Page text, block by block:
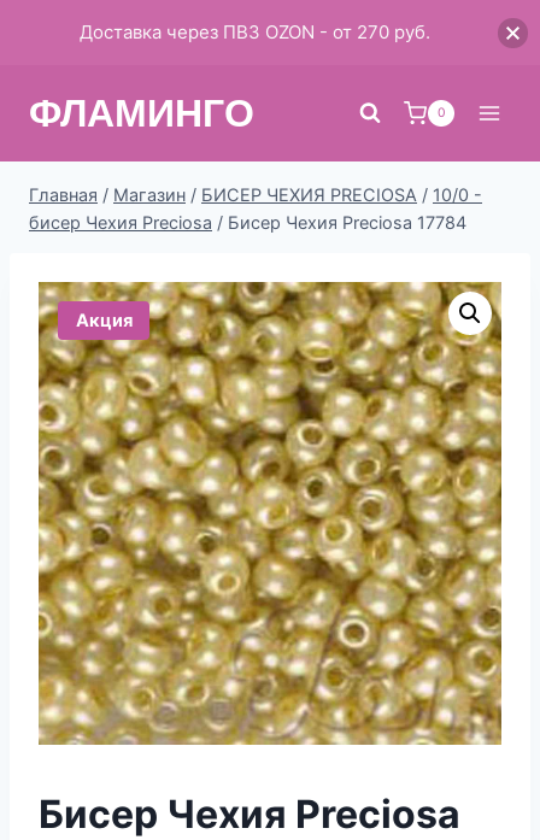
ФЛАМИНГО 0
Главная / Магазин / БИСЕР ЧЕХИЯ PRECIOSA / 10/0 -
бисер Чехия Preciosa / Бисер Чехия Preciosa 17784
Акция
Бисер Чехия Preciosa
Доставка через ПВЗ OZON - от 270 руб.